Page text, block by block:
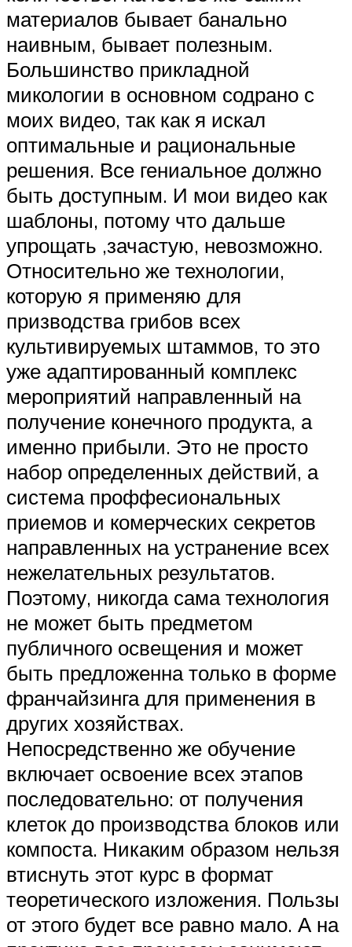
материалов бывает банально
наивным, бывает полезным.
Большинство прикладной
микологии в основном содрано с
моих видео, так как я искал
оптимальные и рациональные
решения. Все гениальное должно
быть доступным. И мои видео как
шаблоны, потому что дальше
упрощать ,зачастую, невозможно.
Относительно же технологии,
которую я применяю для
призводства грибов всех
культивируемых штаммов, то это
уже адаптированный комплекс
мероприятий направленный на
получение конечного продукта, а
именно прибыли. Это не просто
набор определенных действий, а
система проффесиональных
приемов и комерческих секретов
направленных на устранение всех
нежелательных результатов.
Поэтому, никогда сама технология
не может быть предметом
публичного освещения и может
быть предложенна только в форме
франчайзинга для применения в
других хозяйствах.
Непосредственно же обучение
включает освоение всех этапов
последовательно: от получения
клеток до производства блоков или
компоста. Никаким образом нельзя
втиснуть этот курс в формат
теоретического изложения. Пользы
от этого будет все равно мало. А на